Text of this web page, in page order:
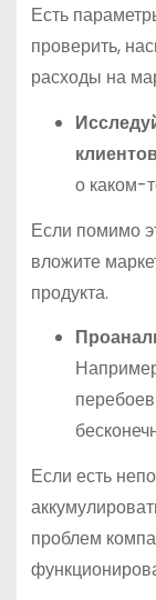
Есть
проверить,
расходы на
о каком-
Если помимо
вложите
продукта.
Если есть
проблем